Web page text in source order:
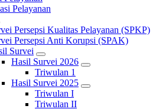
Pelayanan
Persepsi Kualitas Pelayanan (SPKP)
Persepsi Anti Korupsi (SPAK)
Survei
Hasil Survei 2026
Triwulan 1
Hasil Survei 2025
Triwulan I
Triwulan II